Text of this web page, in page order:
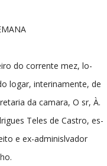
do corrente mez, lo-
logar, interinamente, de
da camara, O sr, À.
Teles de Castro, es-
e ex-adminislvador